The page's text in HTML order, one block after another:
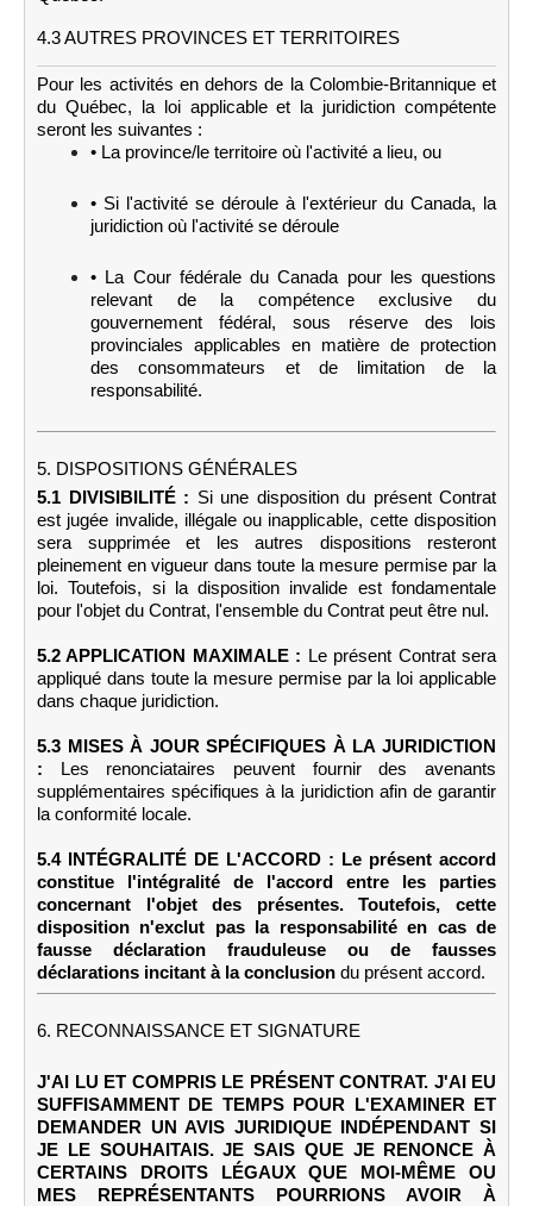
4.3 AUTRES PROVINCES ET TERRITOIRES
Pour les activités en dehors de la Colombie-Britannique et
du Québec, la loi applicable et la juridiction compétente
seront les suivantes :
• La province/le territoire où l'activité a lieu, ou
• Si l'activité se déroule à l'extérieur du Canada, la
juridiction où l'activité se déroule
• La Cour fédérale du Canada pour les questions
relevant de la compétence exclusive du
gouvernement fédéral, sous réserve des lois
provinciales applicables en matière de protection
des consommateurs et de limitation de la
responsabilité.
5. DISPOSITIONS GÉNÉRALES
5.1 DIVISIBILITÉ : Si une disposition du présent Contrat
est jugée invalide, illégale ou inapplicable, cette disposition
sera supprimée et les autres dispositions resteront
pleinement en vigueur dans toute la mesure permise par la
loi. Toutefois, si la disposition invalide est fondamentale
pour l'objet du Contrat, l'ensemble du Contrat peut être nul.
5.2 APPLICATION MAXIMALE :
Le présent Contrat sera
appliqué dans toute la mesure permise par la loi applicable
dans chaque juridiction.
5.3 MISES À JOUR SPÉCIFIQUES À LA JURIDICTION
:
Les renonciataires peuvent fournir des avenants
supplémentaires spécifiques à la juridiction afin de garantir
la conformité locale.
5.4 INTÉGRALITÉ DE L'ACCORD : Le présent accord
constitue l'intégralité de l'accord entre les parties
concernant l'objet des présentes. Toutefois, cette
disposition n'exclut pas la responsabilité en cas de
fausse déclaration frauduleuse ou de fausses
déclarations incitant à la conclusion du présent accord.
6. RECONNAISSANCE ET SIGNATURE
J'AI LU ET COMPRIS LE PRÉSENT CONTRAT. J'AI EU
SUFFISAMMENT DE TEMPS POUR L'EXAMINER ET
DEMANDER UN AVIS JURIDIQUE INDÉPENDANT SI
JE LE SOUHAITAIS. JE SAIS QUE JE RENONCE À
CERTAINS DROITS LÉGAUX QUE MOI-MÊME OU
MES REPRÉSENTANTS POURRIONS AVOIR À